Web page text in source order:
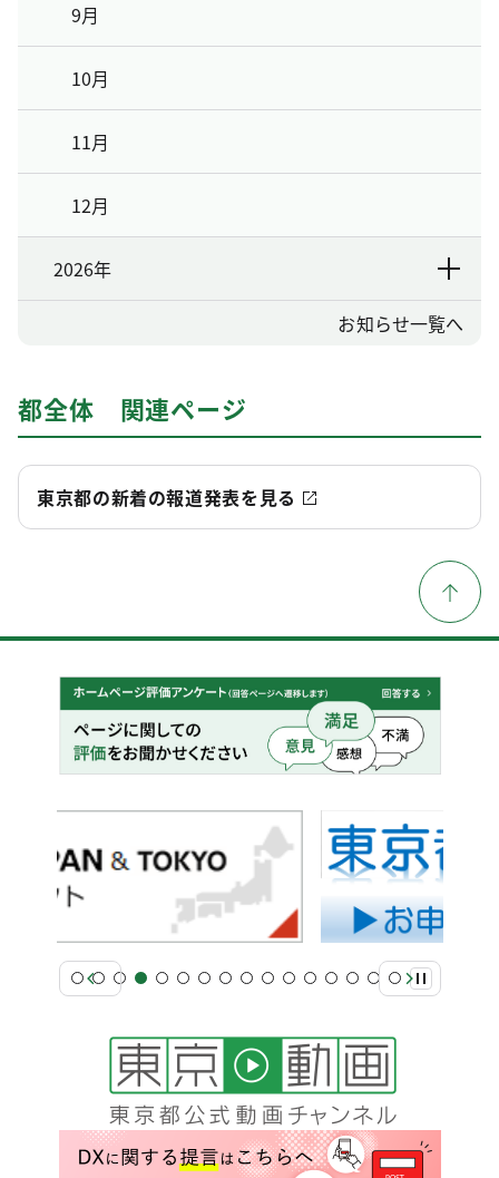
9月
10月
11月
12月
2026年
お知らせ一覧へ
都全体 関連ページ
東京都の新着の報道発表を見る